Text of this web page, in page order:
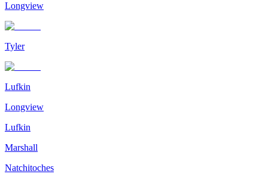
Longview
Tyler
Lufkin
Longview
Lufkin
Marshall
Natchitoches